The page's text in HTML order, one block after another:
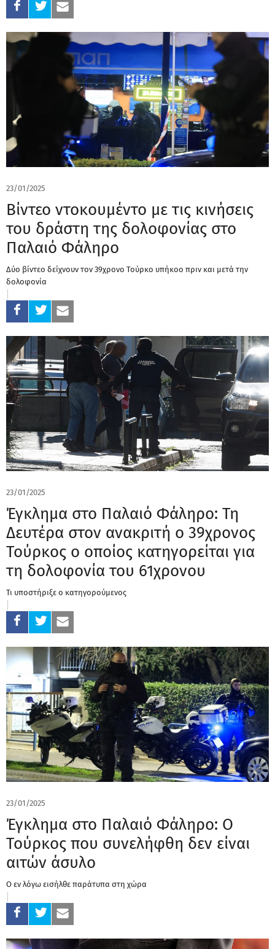
23/01/2025
Βίντεο ντοκουμέντο με τις κινήσεις
του δράστη της δολοφονίας στο
Παλαιό Φάληρο
Δύο βίντεο δείχνουν τον 39χρονο Τούρκο υπήκοο πριν και μετά την
δολοφονία
23/01/2025
Έγκλημα στο Παλαιό Φάληρο: Τη
Δευτέρα στον ανακριτή ο 39χρονος
Τούρκος ο οποίος κατηγορείται για
τη δολοφονία του 61χρονου
Τι υποστήριξε ο κατηγορούμενος
23/01/2025
Έγκλημα στο Παλαιό Φάληρο: Ο
Τούρκος που συνελήφθη δεν είναι
αιτών άσυλο
Ο εν λόγω εισήλθε παράτυπα στη χώρα